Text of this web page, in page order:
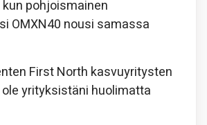
kun pohjoismainen
OMXN40 nousi samassa
First North kasvuyritysten
yrityksistäni huolimatta